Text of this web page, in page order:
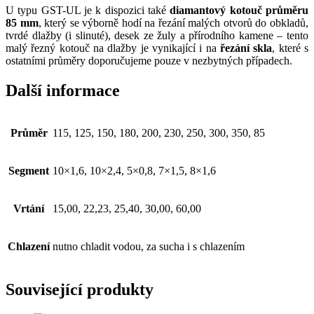
U typu GST-UL je k dispozici takédiamantový kotouč průměru
85 mm, který se výborně hodí na řezání malých otvorů do obkladů,
tvrdé dlažby (i slinuté), desek ze žuly a přírodního kamene – tento
malý řezný kotouč na dlažby je vynikající i na řezání skla, které s
ostatními průměry doporučujeme pouze v nezbytných případech.
Další informace
Průměr 115, 125, 150, 180, 200, 230, 250, 300, 350, 85
Segment 10×1,6, 10×2,4, 5×0,8, 7×1,5, 8×1,6
Vrtání 15,00, 22,23, 25,40, 30,00, 60,00
Chlazení nutno chladit vodou, za sucha i s chlazením
Související produkty